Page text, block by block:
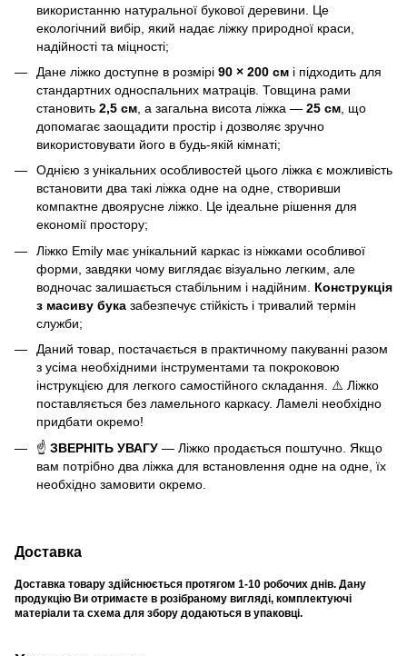
використанню натуральної букової деревини. Це
екологічний вибір, який надає ліжку природної краси,
надійності та міцності;
Дане ліжко доступне в розмірі 90 × 200 см і підходить для
стандартних односпальних матраців. Товщина рами
становить 2,5 см , а загальна висота ліжка — 25 см , що
допомагає заощадити простір і дозволяє зручно
використовувати його в будь-якій кімнаті;
Однією з унікальних особливостей цього ліжка є можливість
встановити два такі ліжка одне на одне, створивши
компактне двоярусне ліжко. Це ідеальне рішення для
економії простору;
Ліжко Emily має унікальний каркас із ніжками особливої
форми, завдяки чому виглядає візуально легким, але
водночас залишається стабільним і надійним. Конструкція
з масиву бука забезпечує стійкість і тривалий термін
служби;
Даний товар, постачається в практичному пакуванні разом
з усіма необхідними інструментами та покроковою
інструкцією для легкого самостійного складання. ⚠️ Ліжко
поставляється без ламельного каркасу. Ламелі необхідно
придбати окремо!
☝ ЗВЕРНІТЬ УВАГУ — Ліжко продається поштучно. Якщо
вам потрібно два ліжка для встановлення одне на одне, їх
необхідно замовити окремо.
Доставка
Доставка товару здійснюється протягом 1-10 робочих днів. Дану
продукцію Ви отримаєте в розібраному вигляді, комплектуючі
матеріали та схема для збору додаються в упаковці.